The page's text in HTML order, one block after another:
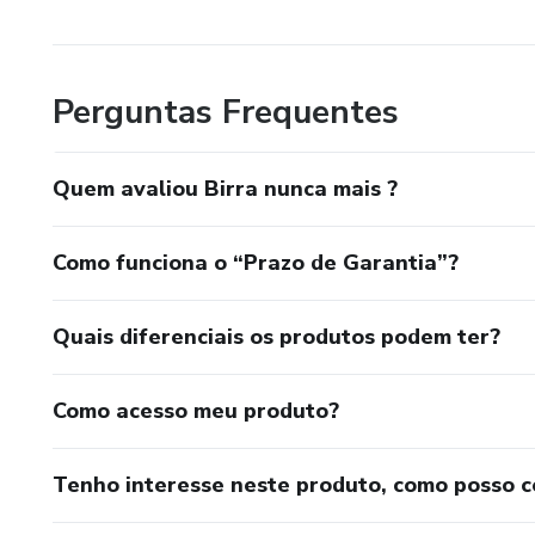
Perguntas Frequentes
Quem avaliou Birra nunca mais ?
Como funciona o “Prazo de Garantia”?
Quais diferenciais os produtos podem ter?
Como acesso meu produto?
Tenho interesse neste produto, como posso